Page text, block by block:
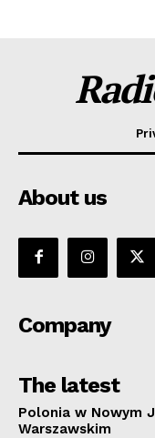
About us
Company
The latest
Polonia w Nowym
Warszawskim